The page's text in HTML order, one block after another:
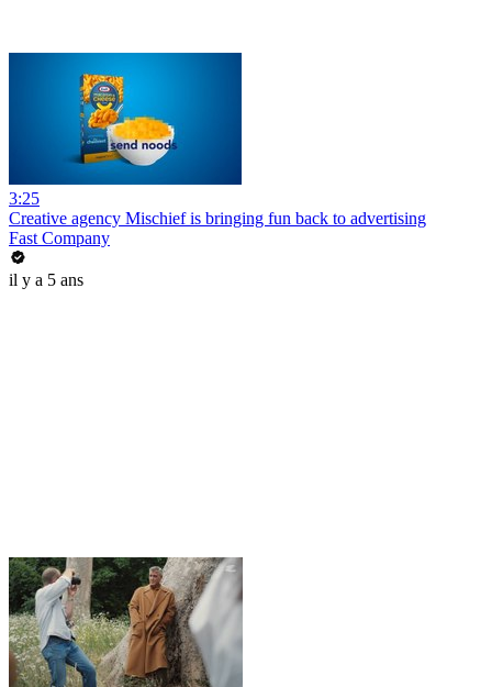
3:25
Creative agency Mischief is bringing fun back to advertising
Fast Company
il y a 5 ans